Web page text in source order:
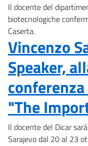
Il docente del
biotecnologiche
Caserta.
Vincenzo
Speaker,
"The
Il docente del Dicar
Sarajevo dal 20 al 23